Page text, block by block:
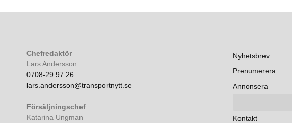
Chefredaktör
Lars Andersson
0708-29 97 26
lars.andersson@transportnytt.se
Försäljningschef
Katarina Ungman
Nyhetsbrev
Prenumerera
Annonsera
Kontakt